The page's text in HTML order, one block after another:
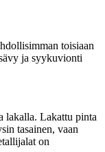
toisiaan
ja syykuvionti
lakalla. Lakattu pinta
tasainen, vaan
on